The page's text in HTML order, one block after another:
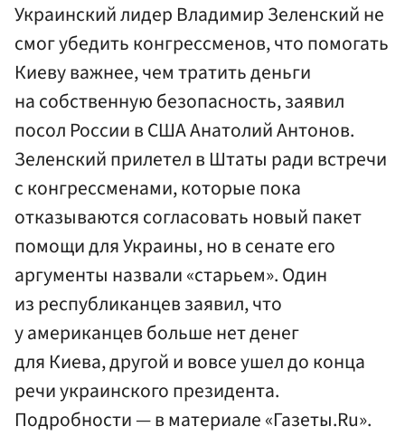
Украинский лидер Владимир Зеленский не
смог убедить конгрессменов, что помогать
Киеву важнее, чем тратить деньги
на собственную безопасность, заявил
посол России в США Анатолий Антонов.
Зеленский прилетел в Штаты ради встречи
с конгрессменами, которые пока
отказываются согласовать новый пакет
помощи для Украины, но в сенате его
аргументы назвали «старьем». Один
из республиканцев заявил, что
у американцев больше нет денег
для Киева, другой и вовсе ушел до конца
речи украинского президента.
Подробности — в материале «Газеты.Ru».